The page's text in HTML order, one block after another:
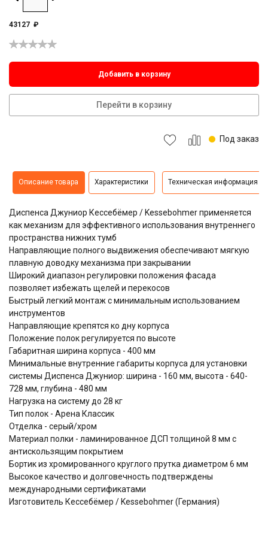
43127 ₽
Добавить в корзину
Перейти в корзину
Под заказ
Описание товара Характеристики Техническая информация
Диспенса Джуниор Кессебёмер / Kessebohmer применяется
как механизм для эффективного использования внутреннего
пространства нижних тумб
Направляющие полного выдвижения обеспечивают мягкую
плавную доводку механизма при закрывании
Широкий диапазон регулировки положения фасада
позволяет избежать щелей и перекосов
Быстрый легкий монтаж с минимальным использованием
инструментов
Направляющие крепятся ко дну корпуса
Положение полок регулируется по высоте
Габаритная ширина корпуса - 400 мм
Минимальные внутренние габариты корпуса для установки
системы Диспенса Джуниор: ширина - 160 мм, высота - 640-
728 мм, глубина - 480 мм
Нагрузка на систему до 28 кг
Тип полок - Арена Классик
Отделка - серый/хром
Материал полки - ламинированное ДСП толщиной 8 мм с
антискользящим покрытием
Бортик из хромированного круглого прутка диаметром 6 мм
Высокое качество и долговечность подтверждены
международными сертификатами
Изготовитель Кессебёмер / Kessebohmer (Германия)